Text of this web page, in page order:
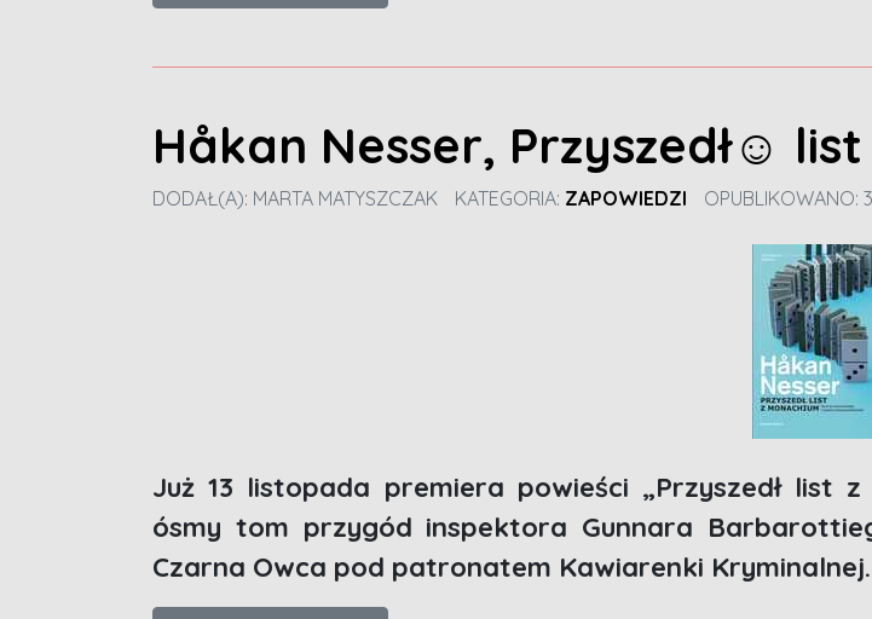
Håkan Nesser, Przyszedł☺
DODAŁ(A): MARTA MATYSZCZAK KATEGORIA: ZAPOWIEDZI OPUBLIKOWANO:
Już 13 listopada premiera powieści „Przyszedł list
ósmy tom przygód inspektora Gunnara
Czarna Owca pod patronatem Kawiarenki